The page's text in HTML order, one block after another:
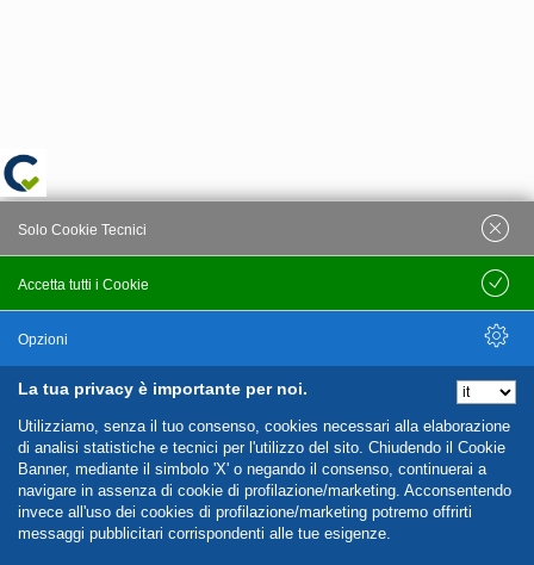
La tua privacy è importante per noi.
Utilizziamo, senza il tuo consenso, cookies necessari alla elaborazione
di analisi statistiche e tecnici per l'utilizzo del sito. Chiudendo il Cookie
Banner, mediante il simbolo 'X' o negando il consenso, continuerai a
navigare in assenza di cookie di profilazione/marketing. Acconsentendo
invece all'uso dei cookies di profilazione/marketing potremo offrirti
messaggi pubblicitari corrispondenti alle tue esigenze.
Accetta tutti i Cookie
Solo Cookie Tecnici
Salva
Opzioni
Nascondi Opzioni